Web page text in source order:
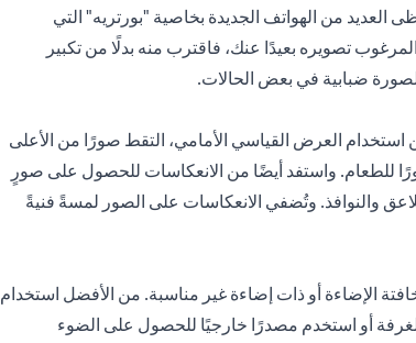
من الهواتف الجديدة بخاصية "بورتريه" التي
تصويره بعيدًا عنك، فاقترب منه بدلًا من تكبير
استخدام العرض القياسي الأمامي، التقط صورًا من الأعلى
للطعام. واستفد أيضًا من الانعكاسات للحصول على صورٍ
والنوافذ. وتُضفي الانعكاسات على الصور لمسةً فنيةً
الإضاءة أو ذات إضاءة غير مناسبة. من الأفضل استخدام
أو استخدم مصدرًا خارجيًا للحصول على الضوء